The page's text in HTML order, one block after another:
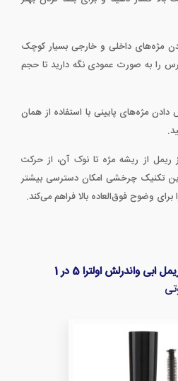
مژه‌های داخلی و خارجی بسیار کوچک
را به صورت عمودی نگه دارید تا حجم
دادن مژه‌های پایینی با استفاده از همان
ریمل از ریشه مژه تا نوک آن، از حرکت
تکنیک چرخشی امکان دسترسی بیشتر
ریمل ابی واندرلش اولترا 5 در 1